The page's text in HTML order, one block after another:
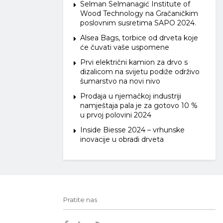
Selman Selmanagić Institute of
Wood Technology na Gračaničkim
poslovnim susretima SAPO 2024.
Alsea Bags, torbice od drveta koje
će čuvati vaše uspomene
Prvi električni kamion za drvo s
dizalicom na svijetu podiže održivo
šumarstvo na novi nivo
Prodaja u njemačkoj industriji
namještaja pala je za gotovo 10 %
u prvoj polovini 2024
Inside Biesse 2024 – vrhunske
inovacije u obradi drveta
Pratite nas